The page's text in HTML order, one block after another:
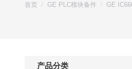
首页 GE PLC模块备件 GE
产品分类